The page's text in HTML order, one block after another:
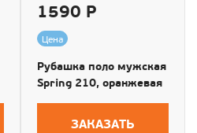
1590 Р
Цена
Рубашка поло мужская
Spring 210, оранжевая
ЗАКАЗАТЬ